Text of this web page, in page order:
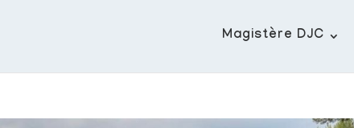
Magistère DJC